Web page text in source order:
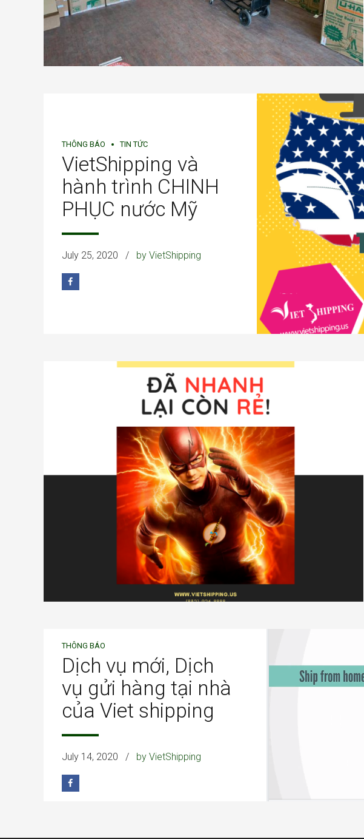
THÔNG BÁO TIN TỨC
VietShipping và
hành trình CHINH
PHỤC nước Mỹ
July 25, 2020 by VietShipping
THÔNG BÁO
Dịch vụ mới, Dịch
vụ gửi hàng tại nhà
của Viet shipping
July 14, 2020 by VietShipping